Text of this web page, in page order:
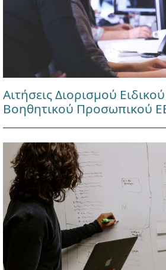
Αιτήσεις Διορισμού
Βοηθητικού Προσωπικού